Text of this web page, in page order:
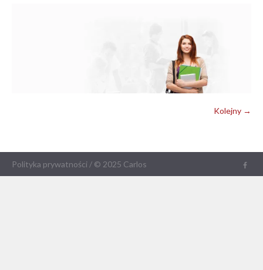
Kolejny →
Polityka prywatności / © 2025 Carlos